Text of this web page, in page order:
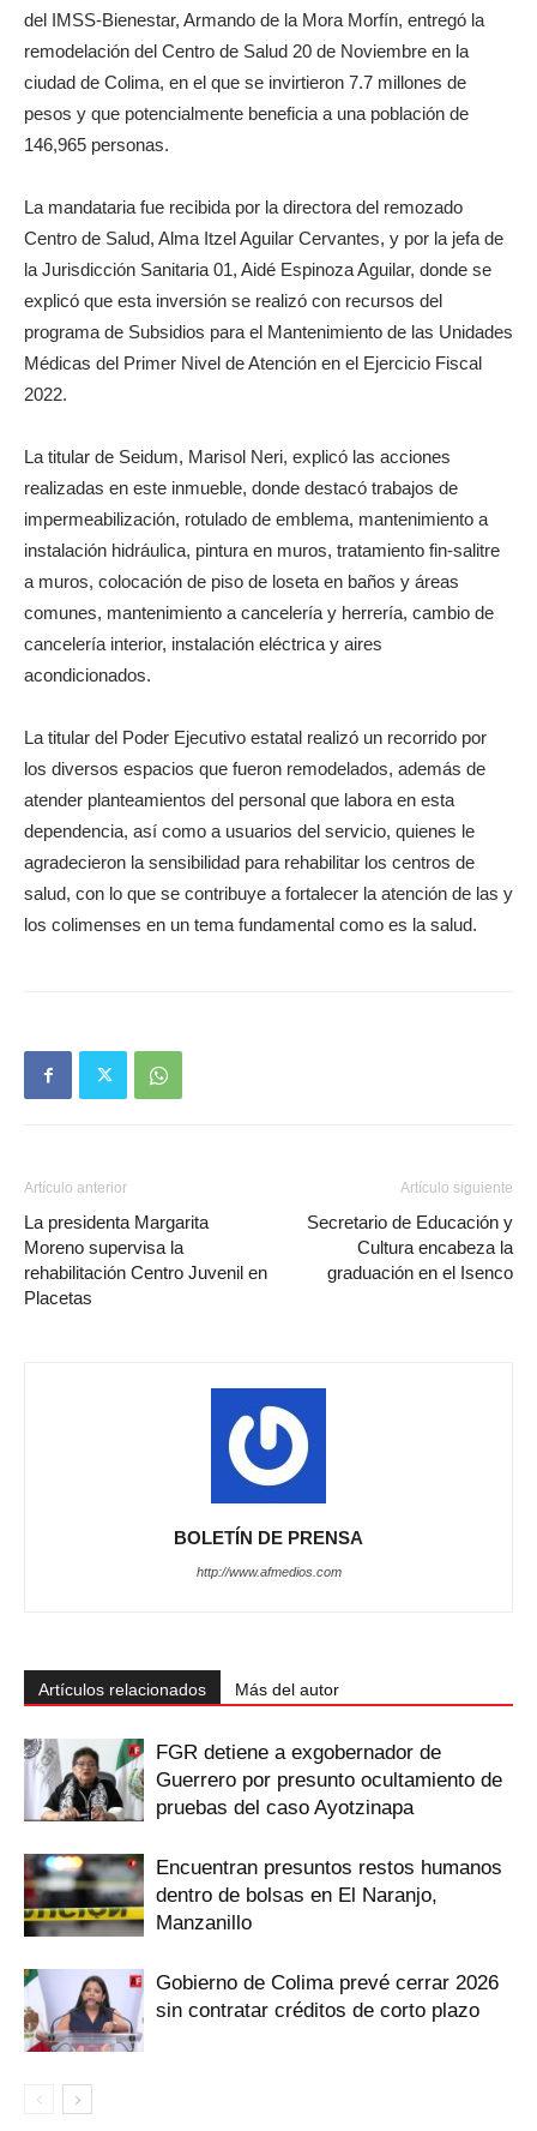
del IMSS-Bienestar, Armando de la Mora Morfín, entregó la
remodelación del Centro de Salud 20 de Noviembre en la
ciudad de Colima, en el que se invirtieron 7.7 millones de
pesos y que potencialmente beneficia a una población de
146,965 personas.
La mandataria fue recibida por la directora del remozado
Centro de Salud, Alma Itzel Aguilar Cervantes, y por la jefa de
la Jurisdicción Sanitaria 01, Aidé Espinoza Aguilar, donde se
explicó que esta inversión se realizó con recursos del
programa de Subsidios para el Mantenimiento de las Unidades
Médicas del Primer Nivel de Atención en el Ejercicio Fiscal
2022.
La titular de Seidum, Marisol Neri, explicó las acciones
realizadas en este inmueble, donde destacó trabajos de
impermeabilización, rotulado de emblema, mantenimiento a
instalación hidráulica, pintura en muros, tratamiento fin-salitre
a muros, colocación de piso de loseta en baños y áreas
comunes, mantenimiento a cancelería y herrería, cambio de
cancelería interior, instalación eléctrica y aires
acondicionados.
La titular del Poder Ejecutivo estatal realizó un recorrido por
los diversos espacios que fueron remodelados, además de
atender planteamientos del personal que labora en esta
dependencia, así como a usuarios del servicio, quienes le
agradecieron la sensibilidad para rehabilitar los centros de
salud, con lo que se contribuye a fortalecer la atención de las y
los colimenses en un tema fundamental como es la salud.
Artículo anterior
La presidenta Margarita
Moreno supervisa la
rehabilitación Centro Juvenil en
Placetas
Artículo siguiente
Secretario de Educación y
Cultura encabeza la
graduación en el Isenco
BOLETÍN DE PRENSA
http://www.afmedios.com
Artículos relacionados Más del autor
FGR detiene a exgobernador de
Guerrero por presunto ocultamiento de
pruebas del caso Ayotzinapa
Encuentran presuntos restos humanos
dentro de bolsas en El Naranjo,
Manzanillo
Gobierno de Colima prevé cerrar 2026
sin contratar créditos de corto plazo